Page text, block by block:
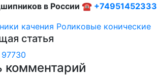
в России ☎ +74951452333
качения Роликовые конические
статья
комментарий